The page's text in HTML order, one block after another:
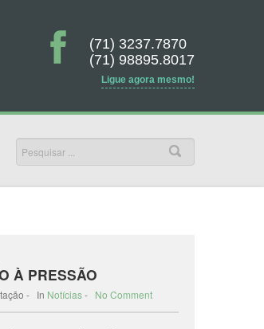
(71) 3237.7870
(71) 98895.8017
Ligue agora mesmo!
À PRESSÃO
- In Notícias- No Comment